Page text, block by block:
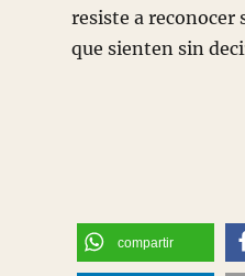
resiste a reconocer
que sienten sin
compartir